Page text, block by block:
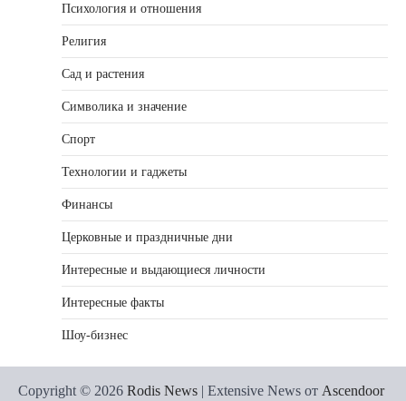
Психология и отношения
Религия
Сад и растения
Символика и значение
Спорт
Технологии и гаджеты
Финансы
Церковные и праздничные дни
Интересные и выдающиеся личности
Интересные факты
Шоу-бизнес
Copyright © 2026 Rodis News | Extensive News от Ascendoor